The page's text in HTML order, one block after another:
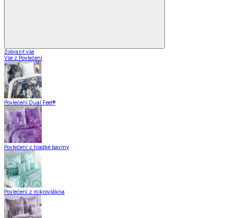
Zobrazit vše
Vše z Povlečení
Povlečení Dual Feel®
Povlečení z hladké bavlny
Povlečení z mikrovlákna